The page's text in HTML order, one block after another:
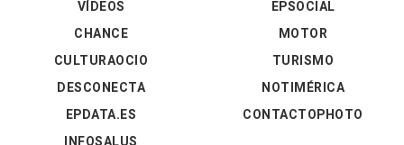
VÍDEOS
EPSOCIAL
CHANCE
CULTURAOCIO
DESCONECTA
EPDATA.ES
MOTOR
TURISMO
NOTIMÉRICA
CONTACTOPHOTO